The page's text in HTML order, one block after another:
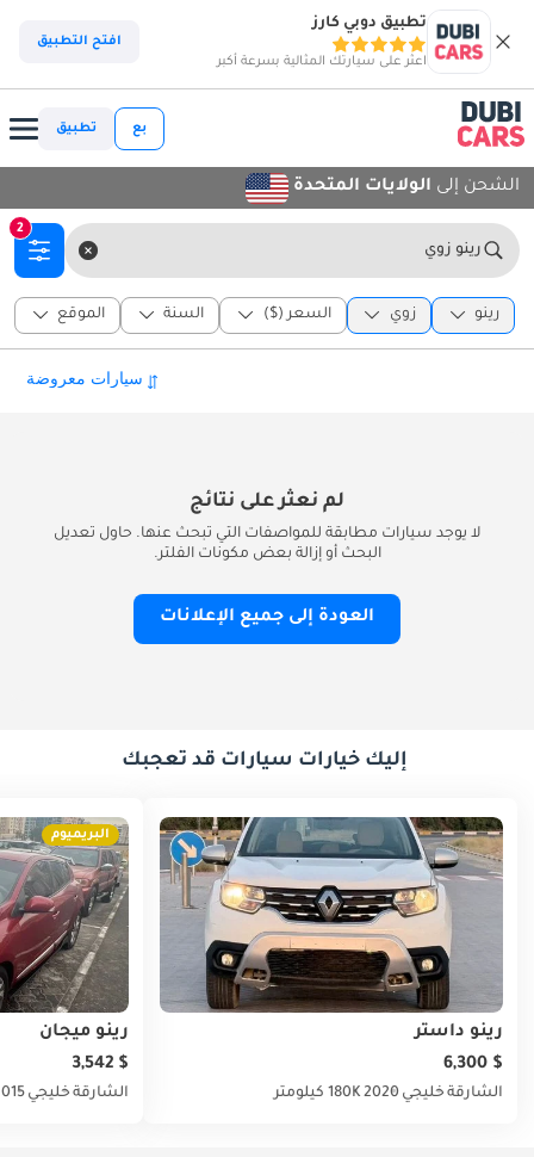
تطبيق دوبي كارز
اعثر على سيارتك المثالية بسرعة أكبر
افتح التطبيق
بع تطبيق
الشحن إلى الولايات المتحدة
رينو زوي
2
رينو زوي السعر ($) السنة الموقع
لم نعثر على نتائج
لا يوجد سيارات مطابقة للمواصفات التي تبحث عنها. حاول تعديل
البحث أو إزالة بعض مكونات الفلتر.
العودة إلى جميع الإعلانات
إليك خيارات سيارات قد تعجبك
رينو داستر
$ 6,300
الشارقة خليجي 2020180K كيلومتر
البريميوم
رينو ميجان
$ 3,542
الشارقة خليجي